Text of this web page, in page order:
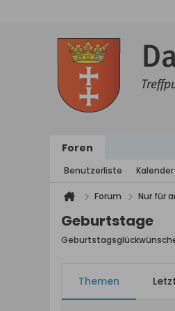
Foren
Benutzerliste Kalender
Forum Nur für
Geburtstage
Themen